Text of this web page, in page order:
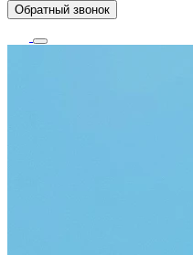
Обратный звонок